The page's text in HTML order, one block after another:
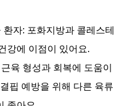
자: 포화지방과 콜레스테
강에 이점이 있어요.
육 형성과 회복에 도움이
핍 예방을 위해 다른 육류